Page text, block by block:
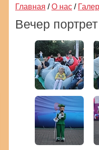
Главная / О нас /
Вечер